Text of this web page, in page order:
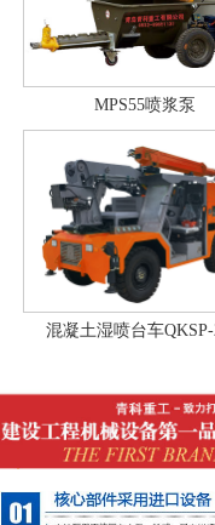
MPS55喷浆泵
混凝土湿喷台车